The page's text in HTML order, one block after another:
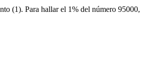
(1). Para hallar el 1% del número